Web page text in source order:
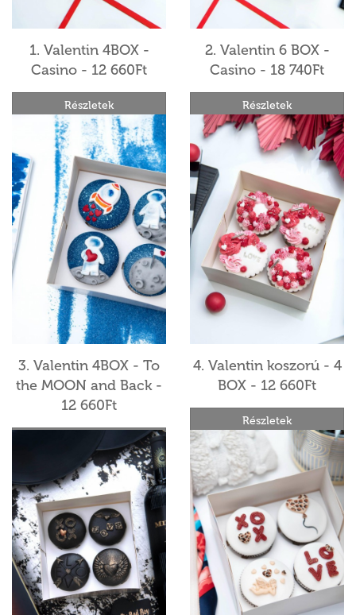
1. Valentin 4BOX -
Casino - 12 660Ft
Részletek
2. Valentin 6 BOX -
Casino - 18 740Ft
Részletek
3. Valentin 4BOX - To
the MOON and Back -
12 660Ft
4. Valentin koszorú - 4
BOX - 12 660Ft
Részletek